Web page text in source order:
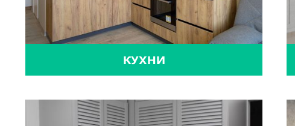
КУХНИ